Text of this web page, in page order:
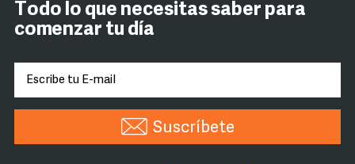
Todo lo que necesitas saber para
comenzar tu día
Suscríbete